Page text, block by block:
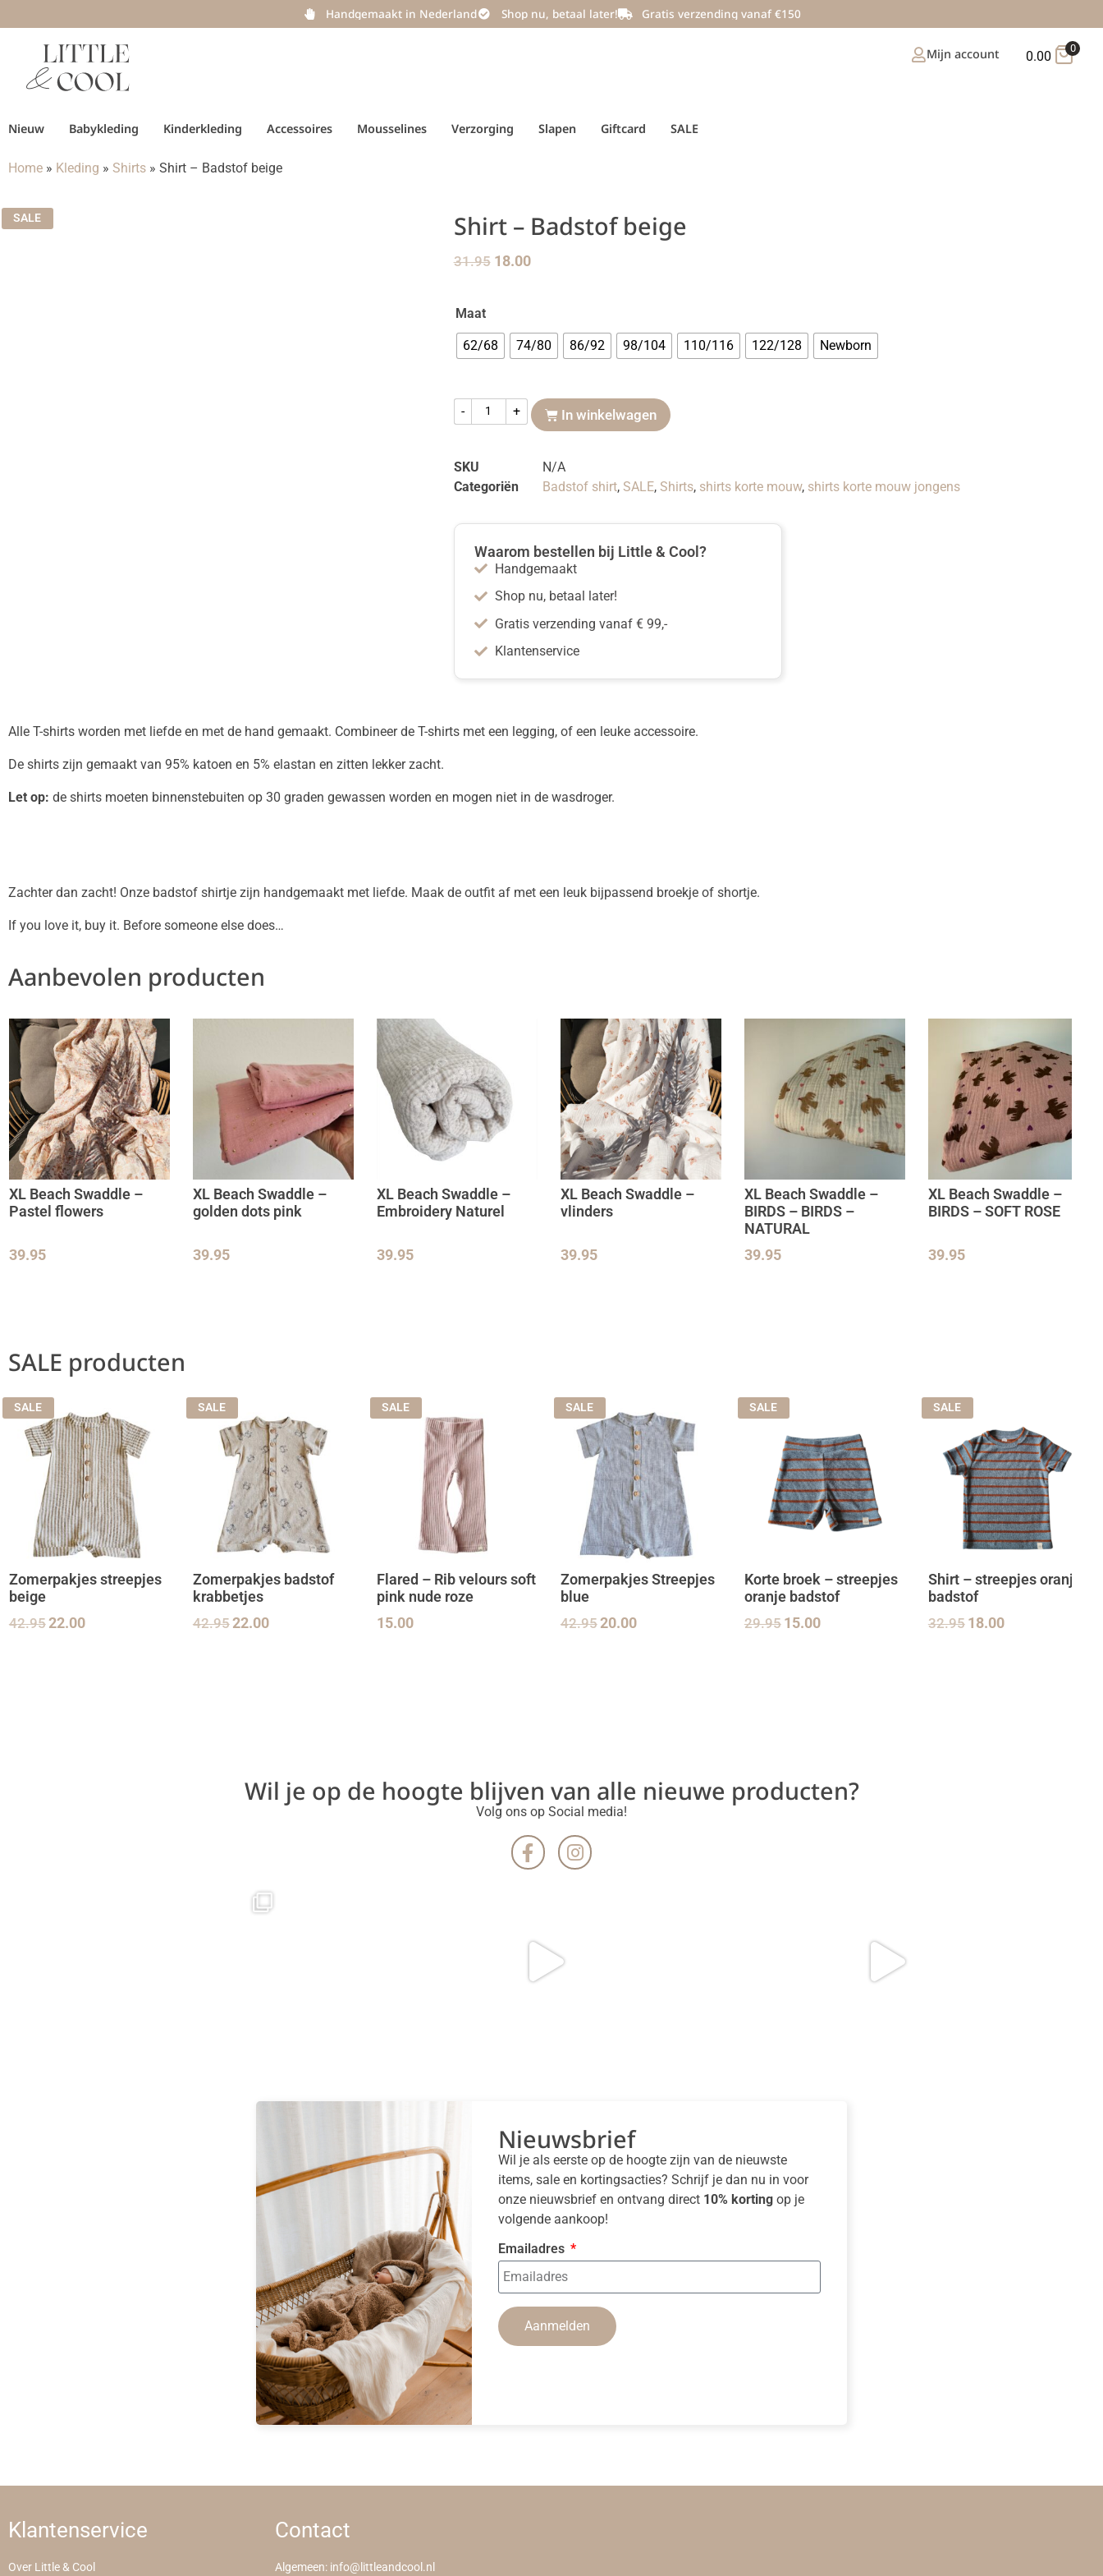
Handgemaakt in Nederland Shop nu, betaal later! Gratis verzending vanaf €150
Mijn account 0.00
0
Nieuw Babykleding Kinderkleding Accessoires Mousselines Verzorging Slapen Giftcard SALE
Home » Kleding » Shirts » Shirt – Badstof beige
SALE Shirt – Badstof beige
31.95 18.00
Maat
62/68 74/80 86/92 98/104 110/116 122/128 Newborn
- + In winkelwagen
SKU
N/A
Categoriën
Badstof shirt, SALE, Shirts, shirts korte mouw, shirts korte mouw jongens
Waarom bestellen bij Little & Cool?
Handgemaakt
Shop nu, betaal later!
Gratis verzending vanaf € 99,-
Klantenservice
Alle T-shirts worden met liefde en met de hand gemaakt. Combineer de T-shirts met een legging, of een leuke accessoire.
De shirts zijn gemaakt van 95% katoen en 5% elastan en zitten lekker zacht.
Let op: de shirts moeten binnenstebuiten op 30 graden gewassen worden en mogen niet in de wasdroger.
Zachter dan zacht! Onze badstof shirtje zijn handgemaakt met liefde. Maak de outfit af met een leuk bijpassend broekje of shortje.
If you love it, buy it. Before someone else does…
Aanbevolen producten
XL Beach Swaddle –
Pastel flowers
39.95
XL Beach Swaddle –
golden dots pink
39.95
XL Beach Swaddle –
Embroidery Naturel
39.95
XL Beach Swaddle –
vlinders
39.95
XL Beach Swaddle –
BIRDS – BIRDS –
NATURAL
39.95
XL Beach Swaddle –
BIRDS – SOFT ROSE
39.95
SALE producten
SALE
Zomerpakjes streepjes
beige
42.9522.00
SALE
Zomerpakjes badstof
krabbetjes
42.9522.00
SALE
Flared – Rib velours soft
pink nude roze
15.00
SALE
Zomerpakjes Streepjes
blue
42.9520.00
SALE
Korte broek – streepjes
oranje badstof
29.95 15.00
SALE
Shirt – streepjes oranje
badstof
32.95 18.00
Wil je op de hoogte blijven van alle nieuwe producten?
Volg ons op Social media!
Nieuwsbrief
Wil je als eerste op de hoogte zijn van de nieuwste
items, sale en kortingsacties? Schrijf je dan nu in voor
onze nieuwsbrief en ontvang direct 10% kortingop je
volgende aankoop!
Emailadres
Aanmelden
Klantenservice
Over Little & Cool
Contact
Algemeen: info@littleandcool.nl